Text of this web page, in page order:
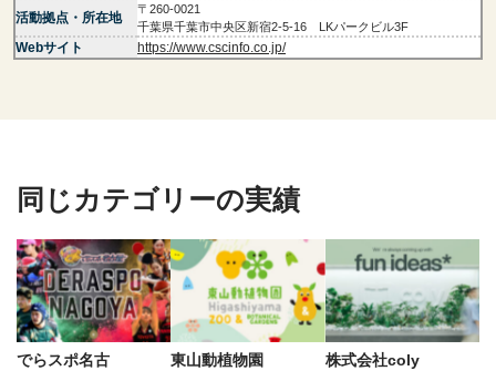
活動拠点・所在地
〒260-0021
千葉県千葉市中央区新宿2-5-16 LKパークビル3F
Webサイト https://www.cscinfo.co.jp/
同じカテゴリーの実績
でらスポ名古
東山動植物園
株式会社coly